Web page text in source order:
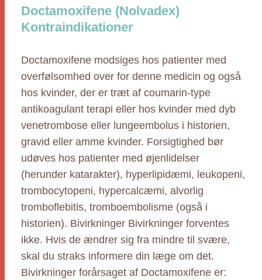
Doctamoxifene (Nolvadex)
Kontraindikationer
Doctamoxifene modsiges hos patienter med
overfølsomhed over for denne medicin og også
hos kvinder, der er træt af coumarin-type
antikoagulant terapi eller hos kvinder med dyb
venetrombose eller lungeembolus i historien,
gravid eller amme kvinder. Forsigtighed bør
udøves hos patienter med øjenlidelser
(herunder katarakter), hyperlipidæmi, leukopeni,
trombocytopeni, hypercalcæmi, alvorlig
tromboflebitis, tromboembolisme (også i
historien). Bivirkninger Bivirkninger forventes
ikke. Hvis de ændrer sig fra mindre til svære,
skal du straks informere din læge om det.
Bivirkninger forårsaget af Doctamoxifene er: